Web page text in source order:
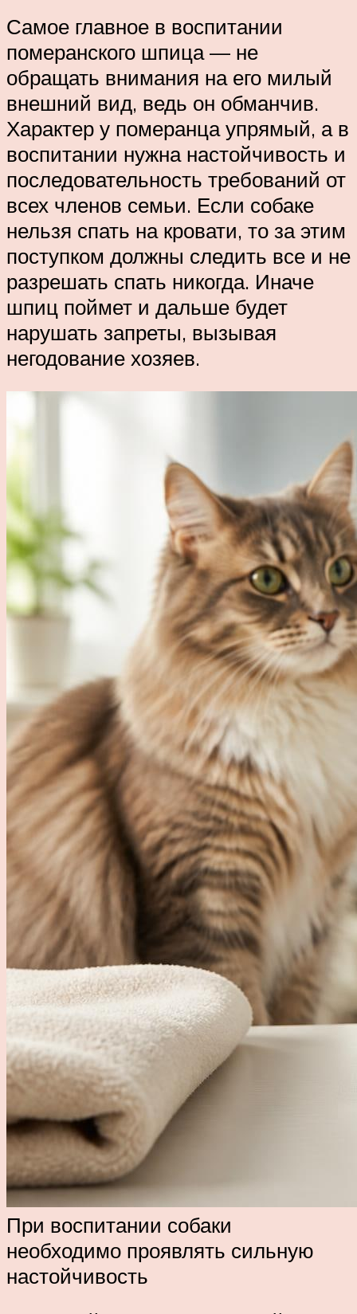
Самое главное в воспитании
померанского шпица — не
обращать внимания на его милый
внешний вид, ведь он обманчив.
Характер у померанца упрямый, а в
воспитании нужна настойчивость и
последовательность требований от
всех членов семьи. Если собаке
нельзя спать на кровати, то за этим
поступком должны следить все и не
разрешать спать никогда. Иначе
шпиц поймет и дальше будет
нарушать запреты, вызывая
негодование хозяев.
При воспитании собаки
необходимо проявлять сильную
настойчивость